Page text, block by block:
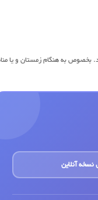
به هنگام زمستان و یا
نسخه آنلاین